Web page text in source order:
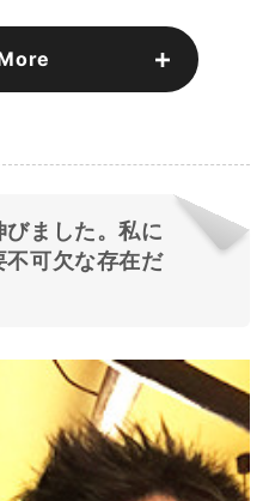
ました。私に
不可欠な存在だ